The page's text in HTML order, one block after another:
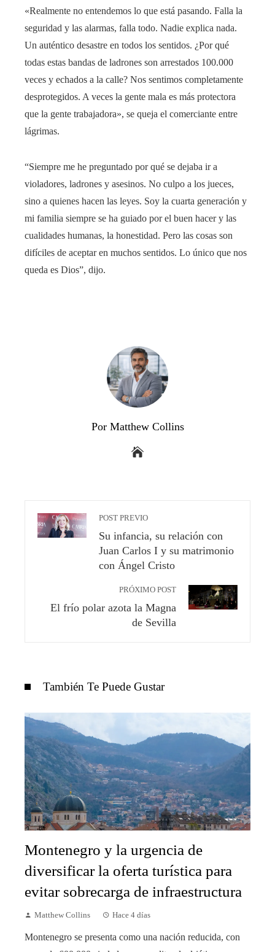
«Realmente no entendemos lo que está pasando. Falla la
seguridad y las alarmas, falla todo. Nadie explica nada.
Un auténtico desastre en todos los sentidos. ¿Por qué
todas estas bandas de ladrones son arrestados 100.000
veces y echados a la calle? Nos sentimos completamente
desprotegidos. A veces la gente mala es más protectora
que la gente trabajadora», se queja el comerciante entre
lágrimas.
“Siempre me he preguntado por qué se dejaba ir a
violadores, ladrones y asesinos. No culpo a los jueces,
sino a quienes hacen las leyes. Soy la cuarta generación y
mi familia siempre se ha guiado por el buen hacer y las
cualidades humanas, la honestidad. Pero las cosas son
difíciles de aceptar en muchos sentidos. Lo único que nos
queda es Dios”, dijo.
Por Matthew Collins
POST PREVIO
Su infancia, su relación con
Juan Carlos I y su matrimonio
con Ángel Cristo
PRÓXIMO POST
El frío polar azota la Magna
de Sevilla
También Te Puede Gustar
Montenegro y la urgencia de
diversificar la oferta turística para
evitar sobrecarga de infraestructura
Matthew Collins Hace 4 días
Montenegro se presenta como una nación reducida, con